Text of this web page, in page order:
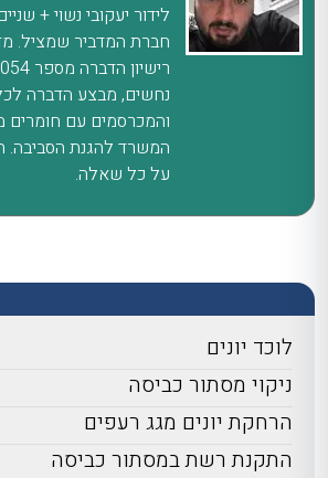
לידור יעקובי נשוי +
חברת המדביר שמציל.
נחשים, מבצע הדברה
והמכרסמים עם חומרים
המשרד להגנת הסביבה.
על כל שאלה.
לוכד יונים
ניקוי מסתור כביסה
הרחקת יונים מגג רעפים
התקנת רשת במסתור כביסה